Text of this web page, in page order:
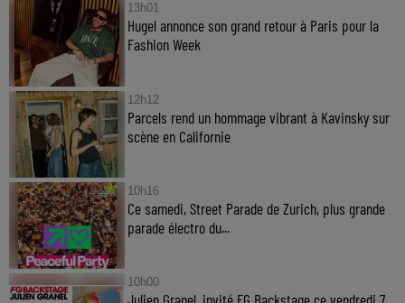
13h01
Hugel annonce son grand retour à Paris pour la
Fashion Week
12h12
Parcels rend un hommage vibrant à Kavinsky sur
scène en Californie
10h16
Ce samedi, Street Parade de Zurich, plus grande
parade électro du...
10h00